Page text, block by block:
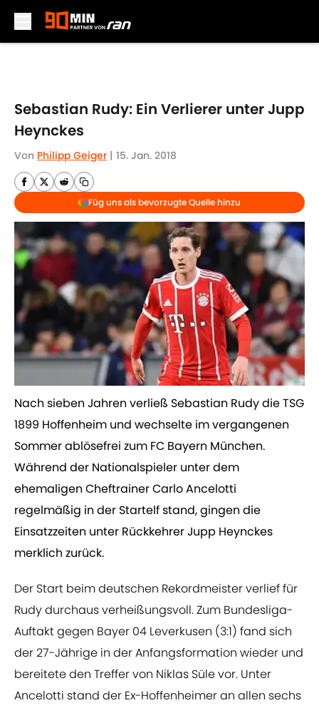
Sebastian Rudy: Ein Verlierer unter Jupp
Heynckes
Von Philipp Geiger | 15. Jan. 2018
Füg uns als bevorzugte Quelle hinzu
​Nach sieben Jahren verließ Sebastian Rudy die TSG
1899 Hoffenheim und wechselte im vergangenen
Sommer ablösefrei zum FC Bayern München.
Während der Nationalspieler unter dem
ehemaligen Cheftrainer Carlo Ancelotti
regelmäßig in der Startelf stand, gingen die
Einsatzzeiten unter Rückkehrer Jupp Heynckes
merklich zurück.
Der Start beim deutschen Rekordmeister verlief für
Rudy durchaus verheißungsvoll. Zum Bundesliga-
Auftakt gegen Bayer 04 Leverkusen (3:1) fand sich
der 27-Jährige in der Anfangsformation wieder und
bereitete den Treffer von Niklas Süle vor. Unter
Ancelotti stand der Ex-Hoffenheimer an allen sechs